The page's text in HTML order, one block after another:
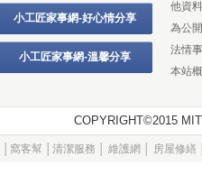
小工匠家事網-好心情分享
小工匠家事網-溫馨分享
他資
為公
法情
本站
COPYRIGHT©2015
窩客幫 清潔服務 維護網 房屋修繕